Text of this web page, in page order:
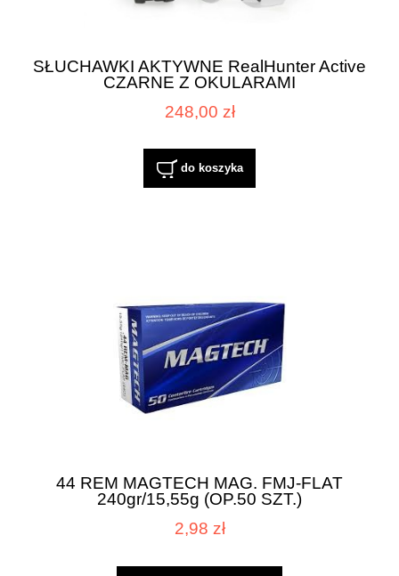
SŁUCHAWKI AKTYWNE RealHunter Active
CZARNE Z OKULARAMI
248,00 zł
do koszyka
44 REM MAGTECH MAG. FMJ-FLAT
240gr/15,55g (OP.50 SZT.)
2,98 zł